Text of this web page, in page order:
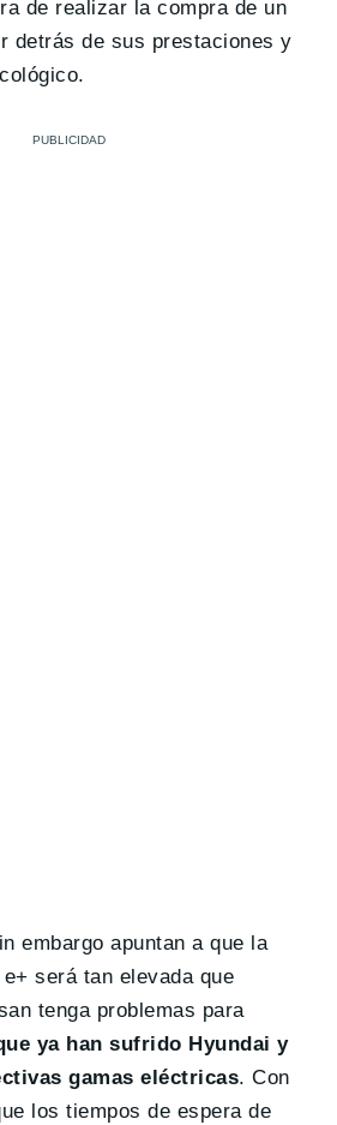
de realizar la compra de un
detrás de sus prestaciones y
embargo apuntan a que la
será tan elevada que
tenga problemas para
ya han sufrido Hyundai y
gamas eléctricas. Con
los tiempos de espera de